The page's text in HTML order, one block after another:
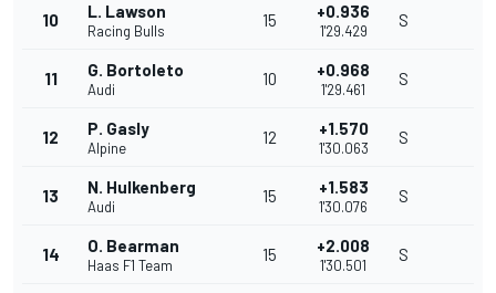
10 L. Lawson
Racing Bulls
15 +0.936
1'29.429
S
11 G. Bortoleto
Audi
10 +0.968
1'29.461
S
12 P. Gasly
Alpine
12 +1.570
1'30.063
S
13 N. Hulkenberg
Audi
15 +1.583
1'30.076
S
14 O. Bearman
Haas F1 Team
15 +2.008
1'30.501
S